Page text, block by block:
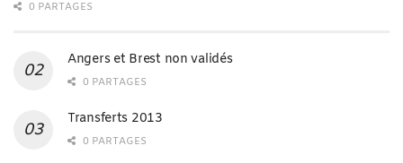
0 PARTAGES
Angers et Brest non validés
0 PARTAGES
Transferts 2013
0 PARTAGES